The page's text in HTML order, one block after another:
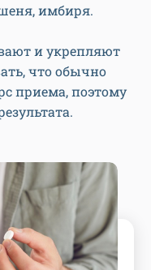
имбиря.
и укрепляют
что обычно
приема, поэтому